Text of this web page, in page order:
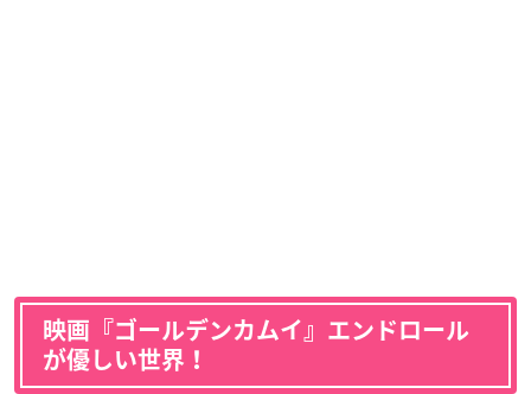
映画『ゴールデンカムイ』エンドロール
が優しい世界！